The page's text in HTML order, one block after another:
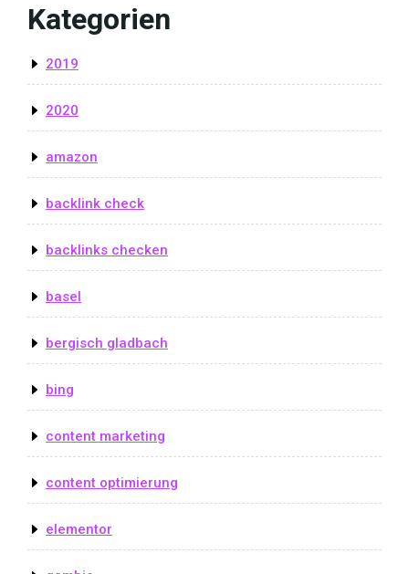
Kategorien
2019
2020
amazon
backlink check
backlinks checken
basel
bergisch gladbach
bing
content marketing
content optimierung
elementor